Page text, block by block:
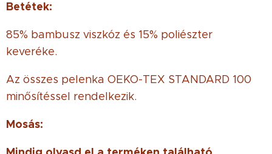
Betétek:
85% bambusz viszkóz és 15% poliészter
keveréke.
Az összes pelenka OEKO-TEX STANDARD 100
minősítéssel rendelkezik.
Mosás: